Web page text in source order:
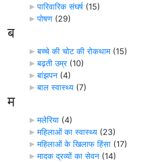
पारिवारिक संघर्ष (15)
पोषण (29)
ब
बच्चे की चोट की रोकथाम‎ (15)
बढ़ती उम्र‎ (10)
बांझपन‎ (4)
बाल स्वास्थ्य (7)
म
मलेरिया (4)
महिलाओं का स्वास्थ्य (23)
महिलाओं के खिलाफ हिंसा (17)
मादक द्रव्यों का सेवन‎ (14)